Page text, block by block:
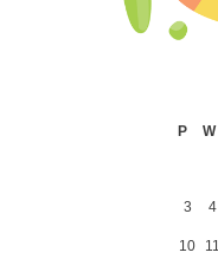
P
W
3 4
10 11